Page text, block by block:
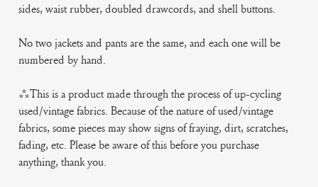
sides, waist rubber, doubled drawcords, and shell buttons.
No two jackets and pants are the same, and each one will be
numbered by hand.
***This is a product made through the process of up-cycling
used/vintage fabrics. Because of the nature of used/vintage
fabrics, some pieces may show signs of fraying, dirt, scratches,
fading, etc. Please be aware of this before you purchase
anything, thank you.